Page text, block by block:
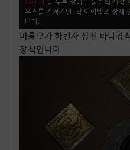
마름모가 하킨자 성전 바닥장
장식입니다